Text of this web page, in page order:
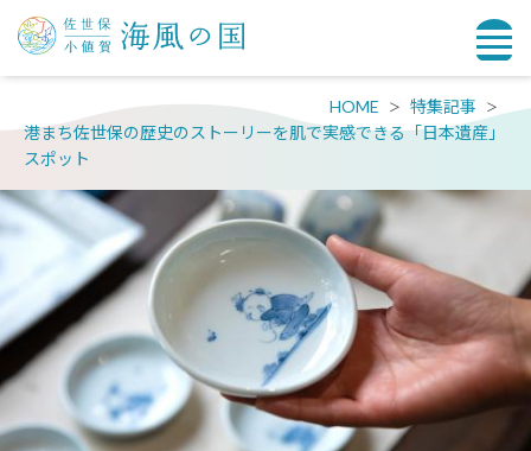
HOME
特集記事
港まち佐世保の歴史のストーリーを肌で実感できる「日本遺産」
スポット